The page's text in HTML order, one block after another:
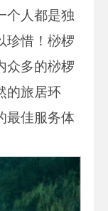
个人都是独
珍惜！桫椤
众多的桫椤
的旅居环
最佳服务体